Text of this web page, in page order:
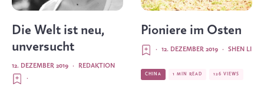
Die Welt ist neu,
unversucht
REDAKTION
·
12. DEZEMBER 2019
·
Pioniere im Osten
SHEN LI
·
12. DEZEMBER 2019
·
CHINA 1 MIN READ 126 VIEWS